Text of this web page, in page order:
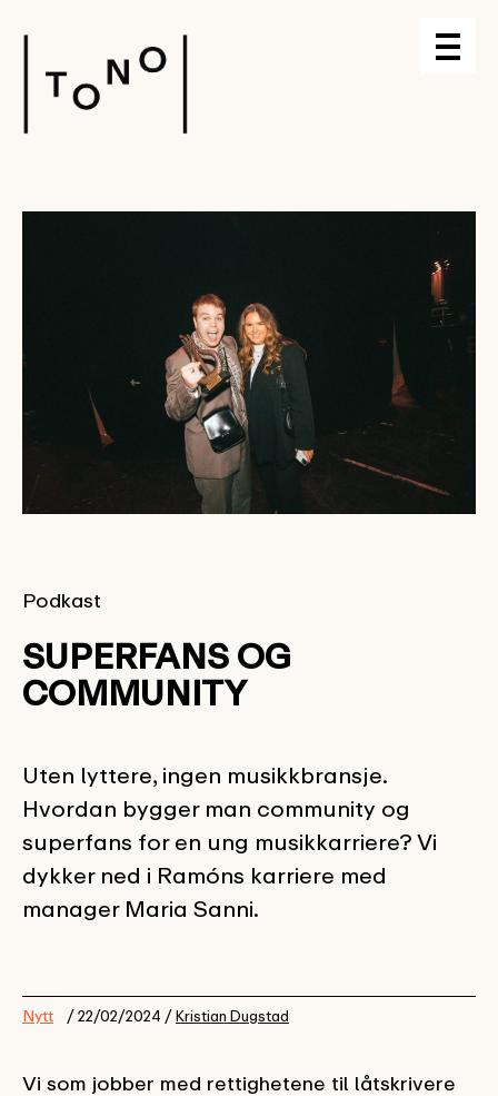
Podkast
SUPERFANS OG
COMMUNITY
Uten lyttere, ingen musikkbransje.
Hvordan bygger man community og
superfans for en ung musikkarriere? Vi
dykker ned i Ramóns karriere med
manager Maria Sanni.
Nytt / 22/02/2024 /Kristian Dugstad
Vi som jobber med rettighetene til låtskrivere